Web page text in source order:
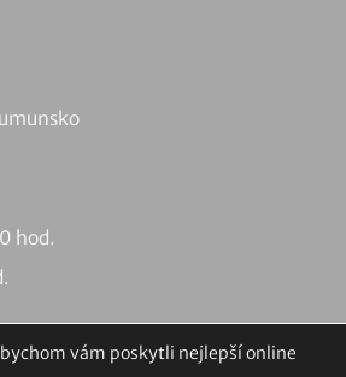
hod.
vám poskytli nejlepší online